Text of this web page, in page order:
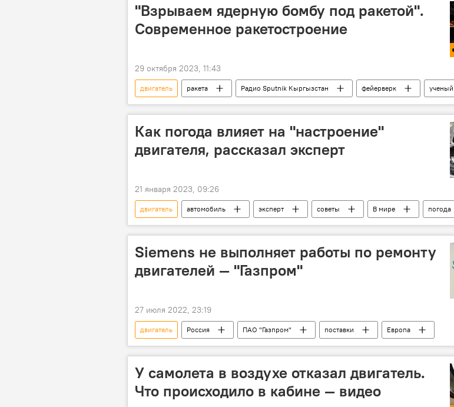
"Взрываем ядерную бомбу под ракетой".
Современное ракетостроение
29 октября 2023, 11:43
двигатель ракета Радио Sputnik Кыргызстан фейерверк
ученый
ядерная бомба
космос Подкасты РИА Новости
Как погода влияет на "настроение"
двигателя, рассказал эксперт
21 января 2023, 09:26
двигатель автомобиль эксперт советы В мире
погода
влияние
Siemens не выполняет работы по ремонту
двигателей — "Газпром"
27 июля 2022, 23:19
двигатель Россия ПАО "Газпром" поставки
Европа
концерн Siemens
У самолета в воздухе отказал двигатель.
Что происходило в кабине — видео